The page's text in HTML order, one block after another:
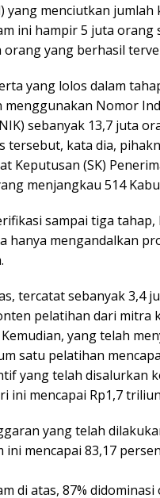
yang menciutkan jumlah
ini hampir 5 juta orang
orang yang berhasil
yang lolos dalam
menggunakan Nomor
sebanyak 13,7 juta
tersebut, kata dia,
Keputusan (SK)
menjangkau 514
sampai tiga tahap,
hanya mengandalkan
tercatat sebanyak 3,4
pelatihan dari mitra
yang telah
satu pelatihan
yang telah disalurkan
ini mencapai Rp1,7
yang telah
mencapai 83,17
di atas, 87% didominasi